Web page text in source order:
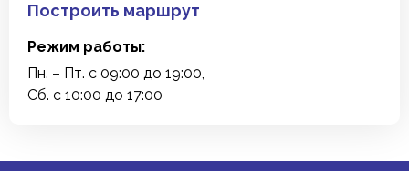
Построить маршрут
Режим работы:
Пн. – Пт. с 09:00 до 19:00,
Сб. с 10:00 до 17:00